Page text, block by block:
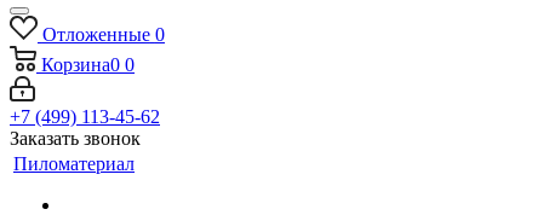
Отложенные 0
Корзина0 0
+7 (499) 113-45-62
Заказать звонок
Пиломатериал